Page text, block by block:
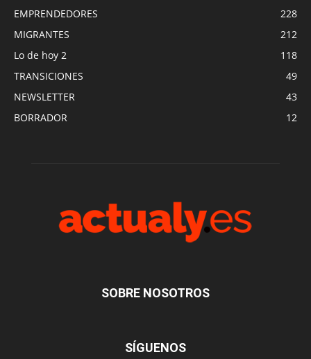
EMPRENDEDORES
228
MIGRANTES
212
Lo de hoy 2
118
TRANSICIONES
49
NEWSLETTER
43
BORRADOR
12
SOBRE NOSOTROS
SÍGUENOS